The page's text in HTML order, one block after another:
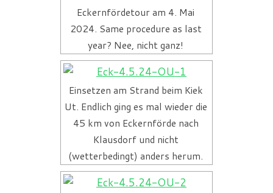
Eckernfördetour am 4. Mai
2024. Same procedure as last
year? Nee, nicht ganz!
Einsetzen am Strand beim Kiek
Ut. Endlich ging es mal wieder die
45 km von Eckernförde nach
Klausdorf und nicht
(wetterbedingt) anders herum.